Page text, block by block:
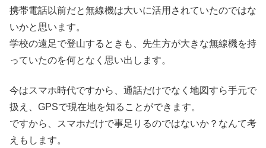
携帯電話以前だと無線機は大いに活用されていたのではな
いかと思います。
学校の遠足で登山するときも、先生方が大きな無線機を持
っていたのを何となく思い出します。
今はスマホ時代ですから、通話だけでなく地図すら手元で
扱え、GPSで現在地を知ることができます。
ですから、スマホだけで事足りるのではないか？なんて考
えもします。